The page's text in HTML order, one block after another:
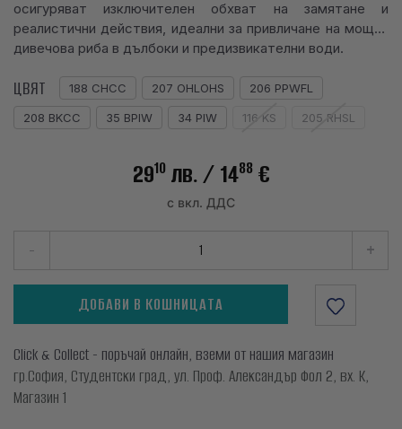
осигуряват изключителен обхват на замятане и
реалистични действия, идеални за привличане на мощна
дивечова риба в дълбоки и предизвикателни води.
ЦВЯТ 188 CHCC 207 OHLOHS 206 PPWFL
208 BKCC 35 BPIW 34 PIW 116 KS 205 RHSL
2910 лв./ 1488 €
с вкл. ДДС
- +
ДОБАВИ В КОШНИЦАТА
Click & Collect - поръчай онлайн, вземи от нашия магазин
гр.София, Студентски град, ул. Проф. Александър Фол 2, вх. К,
Магазин 1